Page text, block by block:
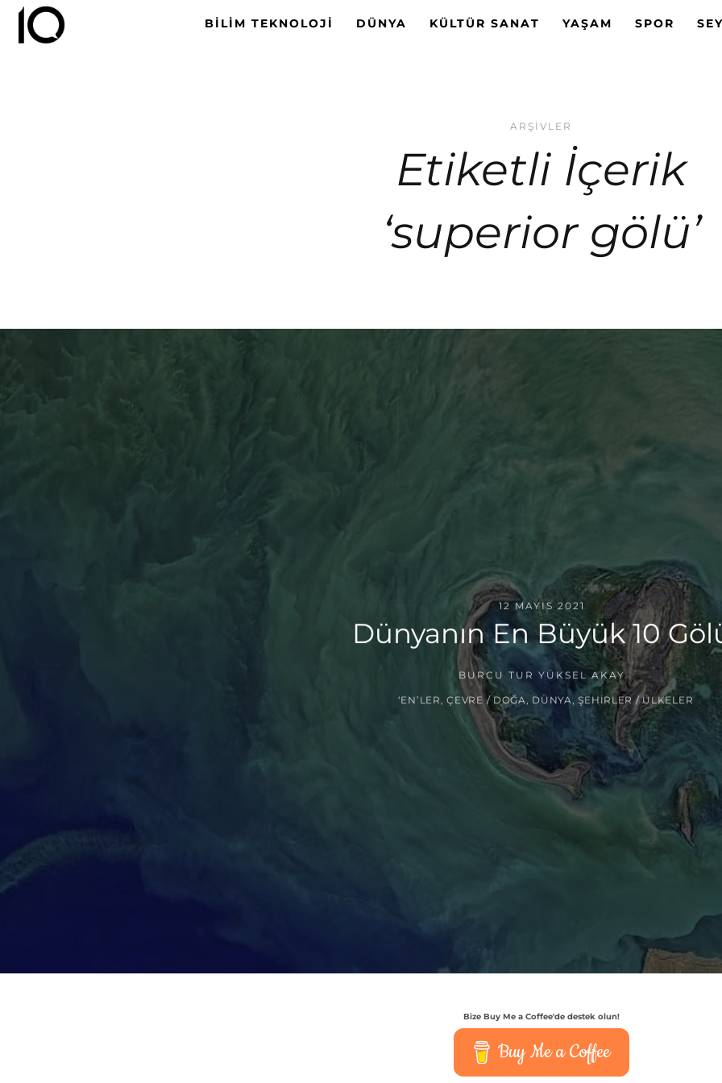
BILIM TEKNOLOJI DÜNYA KÜLTÜR SANAT YAŞAM SPOR
ARŞIVLER
Etiketli İçerik
‘superior gölü’
12 MAYIS 2021
Dünyanın En Büyük 10
BURCU TUR YÜKSEL AKAY
‘EN’LER ,ÇEVRE / DOĞA DÜNYA ,ŞEHIRLER / ÜLKELER
Bize Buy Me a Coffee'de destek olun!
Buy Me a Coffee